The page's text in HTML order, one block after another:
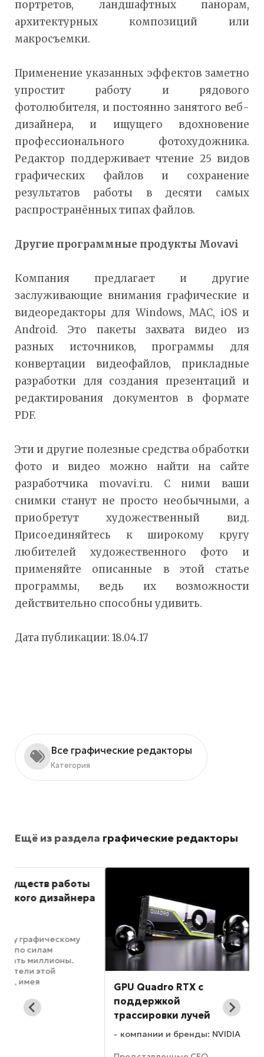
портретов, ландшафтных панорам,
архитектурных композиций или
макросъемки.
Применение указанных эффектов заметно
упростит работу и рядового
фотолюбителя, и постоянно занятого веб-
дизайнера, и ищущего вдохновение
профессионального фотохудожника.
Редактор поддерживает чтение 25 видов
графических файлов и сохранение
результатов работы в десяти самых
распространённых типах файлов.
Другие программные продукты Movavi
Компания предлагает и другие
заслуживающие внимания графические и
видеоредакторы для Windows, MAC, iOS и
Android. Это пакеты захвата видео из
разных источников, программы для
конвертации видеофайлов, прикладные
разработки для создания презентаций и
редактирования документов в формате
PDF.
Эти и другие полезные средства обработки
фото и видео можно найти на сайте
разработчика movavi.ru. С ними ваши
снимки станут не просто необычными, а
приобретут художественный вид.
Присоединяйтесь к широкому кругу
любителей художественного фото и
применяйте описанные в этой статье
программы, ведь их возможности
действительно способны удивить.
Дата публикации: 18.04.17
Все графические редакторы
Категория
Ещё из раздела графические редакторы
GPU Quadro RTX с
поддержкой
трассировки лучей
компании и бренды: NVIDIA
Movavi PDF-
приемлемая
минимальные